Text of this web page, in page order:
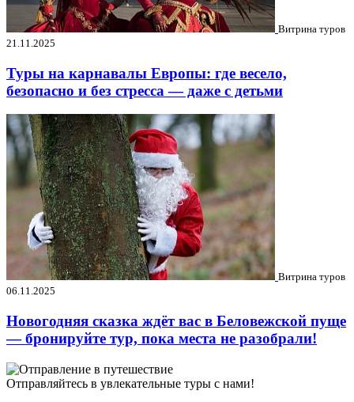
Витрина туров
21.11.2025
Туры на карнавалы Европы: где весело,
безопасно и без стресса — даже с детьми
Витрина туров
06.11.2025
Новогодняя сказка ждёт вас в Беловежской пуще
— бронируйте тур, пока места не разобрали!
Отправляйтесь в увлекательные туры с нами!